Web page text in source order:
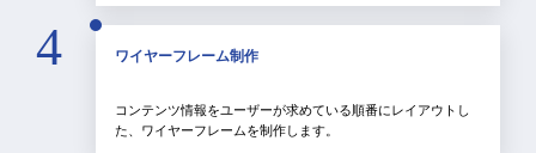
4 ワイヤーフレーム制作
コンテンツ情報をユーザーが求めている順番にレイアウトし
た、ワイヤーフレームを制作します。